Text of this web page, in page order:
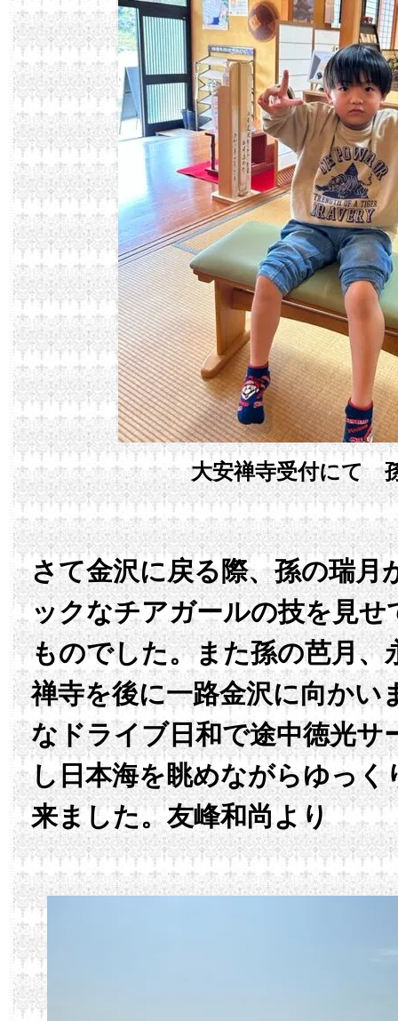
大安禅寺受付にて
さて金沢に戻る際、孫の瑞月
ックなチアガールの技を見せ
ものでした。また孫の芭月、
禅寺を後に一路金沢に向かい
なドライブ日和で途中徳光サ
し日本海を眺めながらゆっ
来ました。友峰和尚より